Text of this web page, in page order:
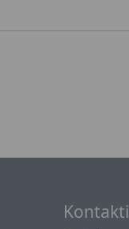
Kontakti